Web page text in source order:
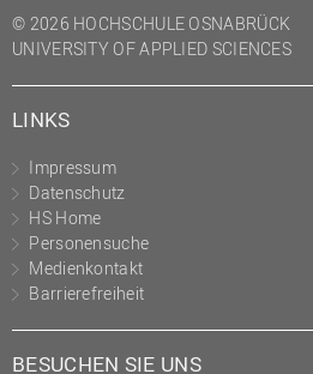
© 2026 HOCHSCHULE OSNABRÜCK
UNIVERSITY OF APPLIED SCIENCES
LINKS
Impressum
Datenschutz
HS Home
Personensuche
Medienkontakt
Barrierefreiheit
BESUCHEN SIE UNS